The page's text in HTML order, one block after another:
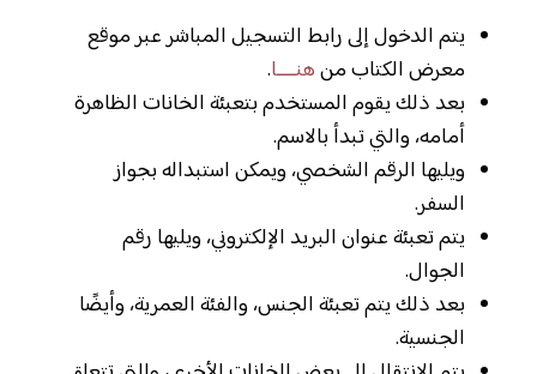
يتم الدخول إلى رابط التسجيل المباشر عبر موقع
معرض الكتاب منهنــــا.
بعد ذلك يقوم المستخدم بتعبئة الخانات الظاهرة
أمامه، والتي تبدأ بالاسم.
ويليها الرقم الشخصي، ويمكن استبداله بجواز
السفر.
يتم تعبئة عنوان البريد الإلكتروني، ويليها رقم
الجوال.
بعد ذلك يتم تعبئة الجنس، والفئة العمرية، وأيضًا
الجنسية.